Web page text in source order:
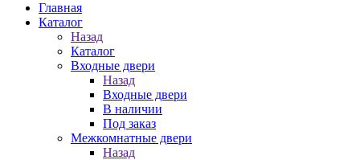
Главная
Каталог
Назад
Каталог
Входные двери
Назад
Входные двери
В наличии
Под заказ
Межкомнатные двери
Назад